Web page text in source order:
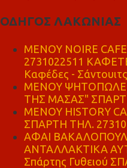
ΟΔΗΓΟΣ ΛΑΚΩΝΙΑΣ
MENOY NOIRE
2731022511
Καφέδες -
ΜΕΝΟΥ
ΤΗΣ ΜΑΣΑΣ"
ΜΕΝΟΥ HISTORY
ΣΠΑΡΤΗ ΤΗΛ. 27310
ΑΦΑΙ
ΑΝΤΑΛΛΑΚΤΙΚΑ
Σπάρτης Γυθειού